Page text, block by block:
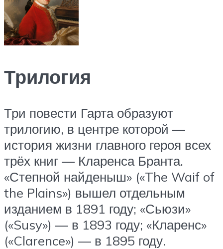
Трилогия
Три повести Гарта образуют
трилогию, в центре которой —
история жизни главного героя всех
трёх книг — Кларенса Бранта.
«Степной найденыш» («The Waif of
the Plains») вышел отдельным
изданием в 1891 году; «Сьюзи»
(«Susy») — в 1893 году; «Кларенс»
(«Clarence») — в 1895 году.